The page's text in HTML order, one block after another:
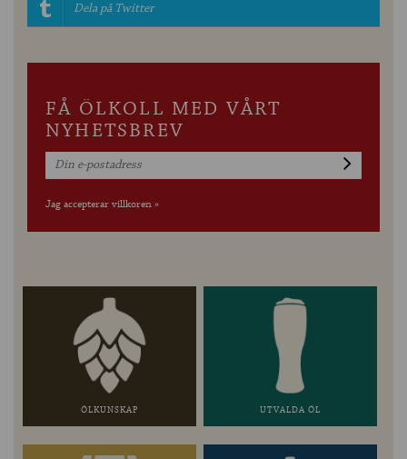
Dela på Twitter
FÅ ÖLKOLL MED VÅRT
NYHETSBREV
Jag accepterar villkoren »
ÖLKUNSKAP UTVALDA ÖL